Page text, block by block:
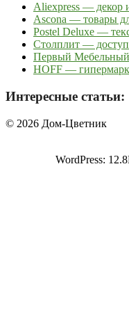
Aliexpress — декор
Ascona — товары
Postel Deluxe —
Столплит —
Первый
HOFF —
Интересные статьи:
© 2026 Дом-Цветник
WordPress: